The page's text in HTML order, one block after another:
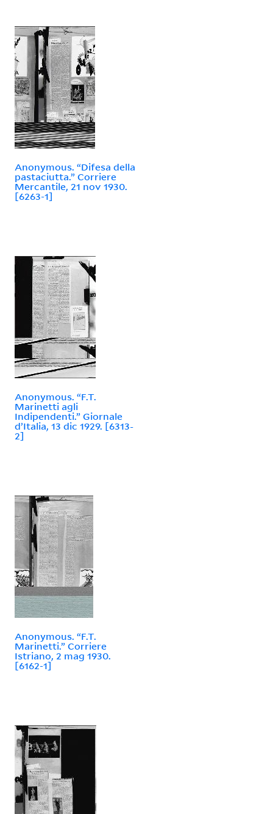
Anonymous. “Difesa della
pastaciutta.” Corriere
Mercantile, 21 nov 1930.
[6263-1]
Anonymous. “F.T.
Marinetti agli
Indipendenti.” Giornale
d’Italia, 13 dic 1929. [6313-
2]
Anonymous. “F.T.
Marinetti.” Corriere
Istriano, 2 mag 1930.
[6162-1]